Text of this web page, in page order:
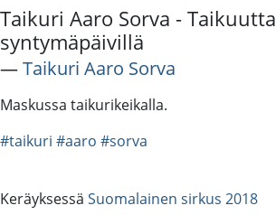
Taikuri Aaro Sorva - Taikuutta
syntymäpäivillä
―Taikuri Aaro Sorva
Maskussa taikurikeikalla.
#taikuri #aaro #sorva
Keräyksessä Suomalainen sirkus 2018